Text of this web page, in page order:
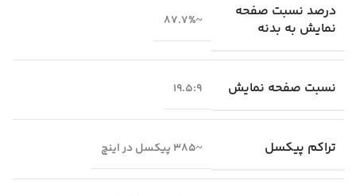
درصد نسبت صفحه
نمایش به بدنه
~87.7%
نسبت صفحه نمایش 19.5:9
تراکم پیکسل ~385 پیکسل در اینچ